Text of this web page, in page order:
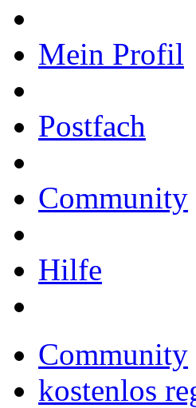
Mein Profil
Postfach
Community
Hilfe
Community
kostenlos